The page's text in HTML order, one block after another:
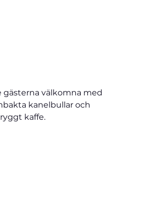
gästerna välkomna med
kanelbullar och
kaffe.